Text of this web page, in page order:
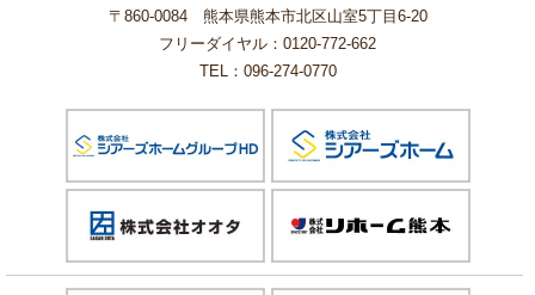
〒860-0084 熊本県熊本市北区山室5丁目6-20
フリーダイヤル：0120-772-662
TEL：096-274-0770